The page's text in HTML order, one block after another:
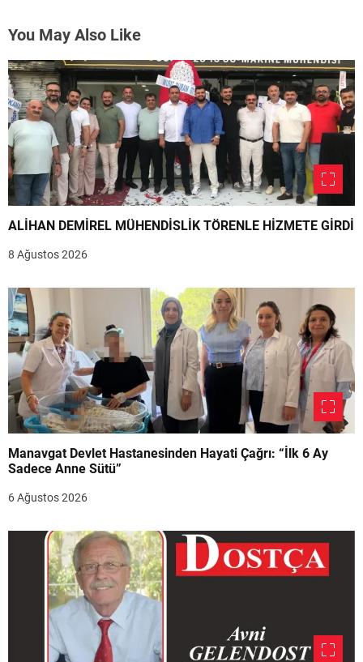
You May Also Like
ALİHAN DEMİREL MÜHENDİSLİK TÖRENLE HİZMETE GİRDİ
8 Ağustos 2026
Manavgat Devlet Hastanesinden Hayati Çağrı: “İlk 6 Ay
Sadece Anne Sütü”
6 Ağustos 2026